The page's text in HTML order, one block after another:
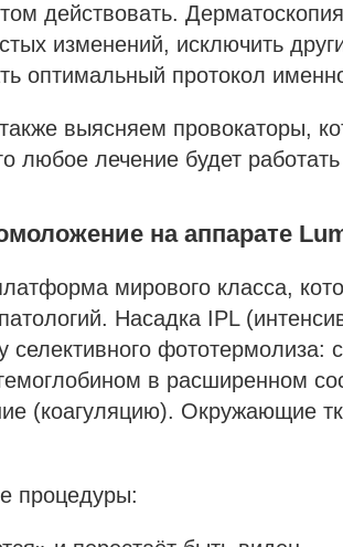
действовать.
изменений, исключить
оптимальный протокол
выясняем провокаторы,
любое лечение будет
на аппарате
мирового класса,
Насадка IPL
селективного фототермолиза:
в расширенном
(коагуляцию). Окружающие
процедуры: